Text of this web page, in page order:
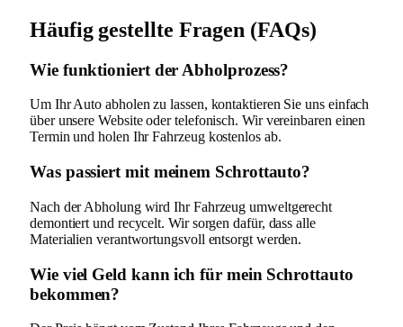
Häufig gestellte Fragen (FAQs)
Wie funktioniert der Abholprozess?
Um Ihr Auto abholen zu lassen, kontaktieren Sie uns einfach
über unsere Website oder telefonisch. Wir vereinbaren einen
Termin und holen Ihr Fahrzeug kostenlos ab.
Was passiert mit meinem Schrottauto?
Nach der Abholung wird Ihr Fahrzeug umweltgerecht
demontiert und recycelt. Wir sorgen dafür, dass alle
Materialien verantwortungsvoll entsorgt werden.
Wie viel Geld kann ich für mein Schrottauto
bekommen?